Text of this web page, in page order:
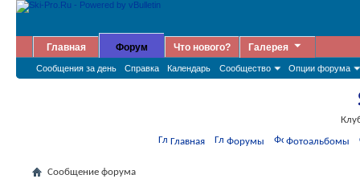
Главная Форум
Сообщения за день Справка Календарь Сообщество Опции форума
Что нового? Галерея
Главная Форумы Фотоальбомы
Сообщение форума